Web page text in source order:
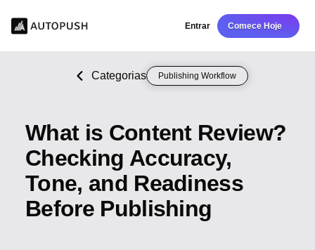
Entrar Comece Hoje
Categorias Publishing Workflow
What is Content Review?
Checking Accuracy,
Tone, and Readiness
Before Publishing